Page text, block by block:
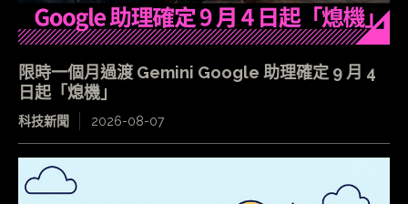
限時一個月過渡 Gemini Google 助理確定 9 月 4
日起「熄機」
科技新聞 2026-08-07